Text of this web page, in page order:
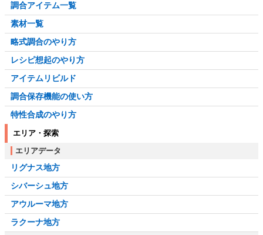
調合アイテム一覧
素材一覧
略式調合のやり方
レシピ想起のやり方
アイテムリビルド
調合保存機能の使い方
特性合成のやり方
エリア・探索
エリアデータ
リグナス地方
シバーシュ地方
アウルーマ地方
ラクーナ地方